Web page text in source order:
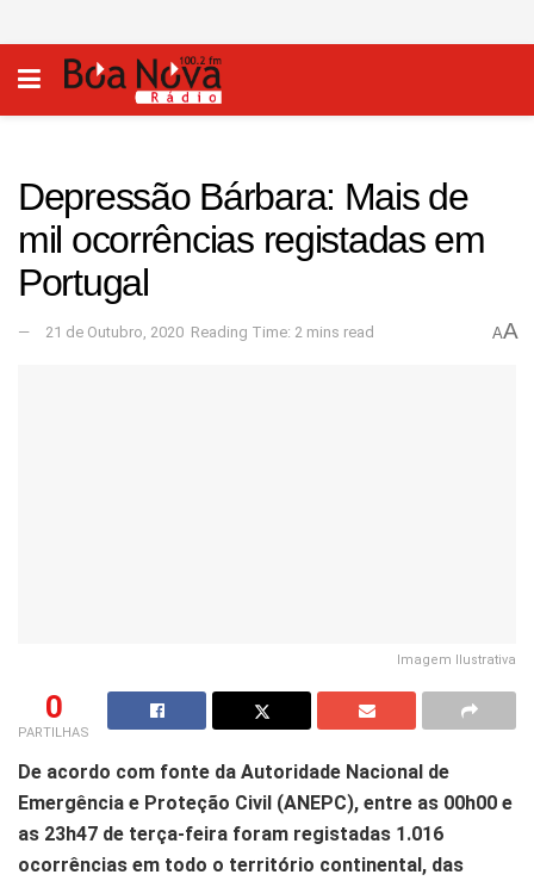
Depressão Bárbara: Mais de
mil ocorrências registadas em
Portugal
21 de Outubro, 2020 Reading Time: 2 mins read AA
Imagem Ilustrativa
0
PARTILHAS
De acordo com fonte da Autoridade Nacional de
Emergência e Proteção Civil (ANEPC), entre as 00h00 e
as 23h47 de terça-feira foram registadas 1.016
ocorrências em todo o território continental , das